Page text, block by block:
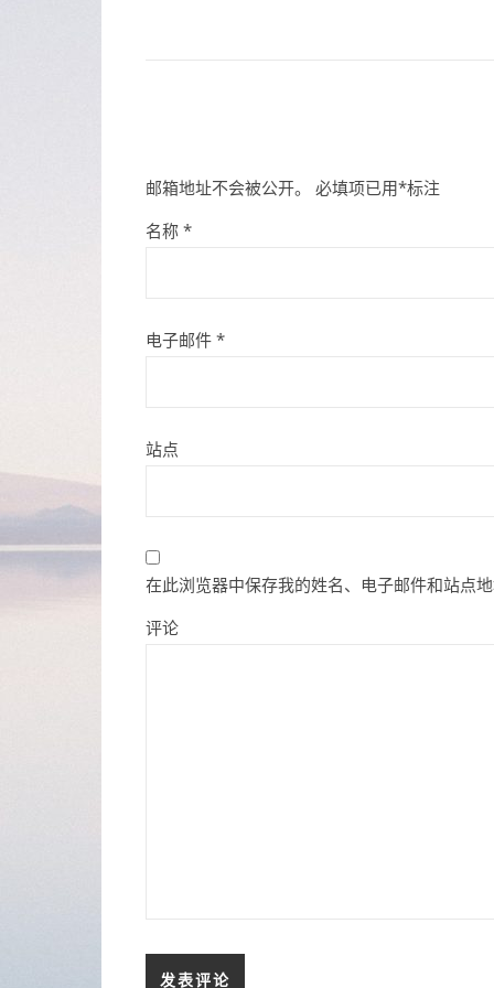
邮箱地址不会被公开。 必填项已用*标注
名称 *
电子邮件 *
站点
在此浏览器中保存我的姓名、电子邮件和站点
评论